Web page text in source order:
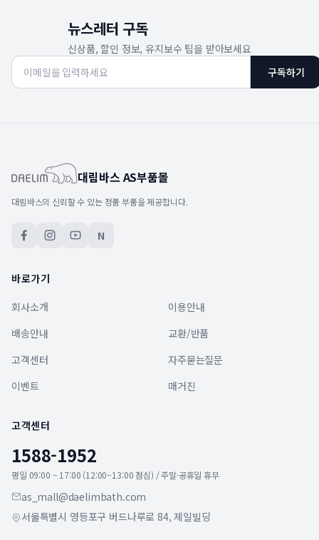
뉴스레터 구독
신상품, 할인 정보, 유지보수 팁을 받아보세요
구독하기
대림바스 AS부품몰
대림바스의 신뢰할 수 있는 정품 부품을 제공합니다.
N
바로가기
회사소개
이용안내
배송안내
교환/반품
고객센터
자주묻는질문
이벤트
매거진
고객센터
1588-1952
평일 09:00 ~ 17:00 (12:00~13:00 점심) / 주말·공휴일 휴무
as_mall@daelimbath.com
서울특별시 영등포구 버드나루로 84, 제일빌딩